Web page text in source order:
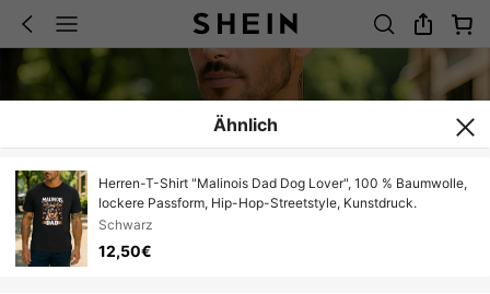
Ähnlich
Herren-T-Shirt "Malinois Dad Dog Lover", 100 % Baumwolle,
lockere Passform, Hip-Hop-Streetstyle, Kunstdruck.
Schwarz
12,50€